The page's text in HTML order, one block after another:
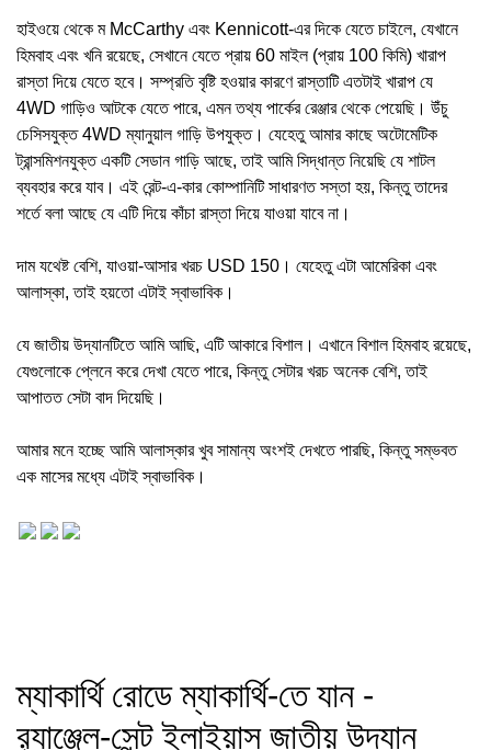
হাইওয়ে থেকে ম McCarthy এবং Kennicott-এর দিকে যেতে চাইলে, যেখানে
হিমবাহ এবং খনি রয়েছে, সেখানে যেতে প্রায় 60 মাইল (প্রায় 100 কিমি) খারাপ
রাস্তা দিয়ে যেতে হবে। সম্প্রতি বৃষ্টি হওয়ার কারণে রাস্তাটি এতটাই খারাপ যে
4WD গাড়িও আটকে যেতে পারে, এমন তথ্য পার্কের রেঞ্জার থেকে পেয়েছি। উঁচু
চেসিসযুক্ত 4WD ম্যানুয়াল গাড়ি উপযুক্ত। যেহেতু আমার কাছে অটোমেটিক
ট্রান্সমিশনযুক্ত একটি সেডান গাড়ি আছে, তাই আমি সিদ্ধান্ত নিয়েছি যে শাটল
ব্যবহার করে যাব। এই রেন্ট-এ-কার কোম্পানিটি সাধারণত সস্তা হয়, কিন্তু তাদের
শর্তে বলা আছে যে এটি দিয়ে কাঁচা রাস্তা দিয়ে যাওয়া যাবে না।
দাম যথেষ্ট বেশি, যাওয়া-আসার খরচ USD 150। যেহেতু এটা আমেরিকা এবং
আলাস্কা, তাই হয়তো এটাই স্বাভাবিক।
যে জাতীয় উদ্যানটিতে আমি আছি, এটি আকারে বিশাল। এখানে বিশাল হিমবাহ রয়েছে,
যেগুলোকে প্লেনে করে দেখা যেতে পারে, কিন্তু সেটার খরচ অনেক বেশি, তাই
আপাতত সেটা বাদ দিয়েছি।
আমার মনে হচ্ছে আমি আলাস্কার খুব সামান্য অংশই দেখতে পারছি, কিন্তু সম্ভবত
এক মাসের মধ্যে এটাই স্বাভাবিক।
ম্যাকার্থি রোডে ম্যাকার্থি-তে যান -
র‍্যাঞ্জেল-সেন্ট ইলাইয়াস জাতীয় উদ্যান